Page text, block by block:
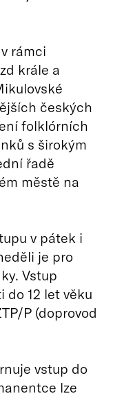
rámci
krále a
českých
folklórních
s širokým
řadě
městě na
v pátek i
je pro
Vstup
do 12 let věku
P (doprovod
vstup do
lze